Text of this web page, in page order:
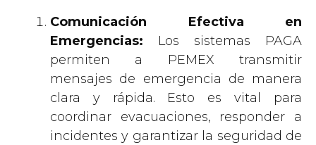
Comunicación Efectiva en
Emergencias: Los sistemas PAGA
permiten a PEMEX transmitir
mensajes de emergencia de manera
clara y rápida. Esto es vital para
coordinar evacuaciones, responder a
incidentes y garantizar la seguridad de